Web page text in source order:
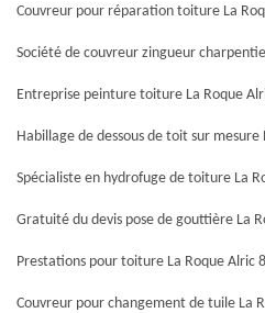
Couvreur pour réparation toiture La
Société de couvreur zingueur
Entreprise peinture toiture La Roque
Habillage de dessous de toit sur mesure
Spécialiste en hydrofuge de toiture La
Gratuité du devis pose de gouttière La
Prestations pour toiture La Roque Alric
Couvreur pour changement de tuile La